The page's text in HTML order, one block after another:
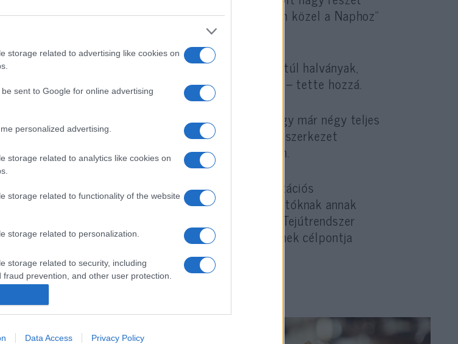
storage related to advertising like cookies on
sent to Google for online advertising
personalized advertising.
storage related to analytics like cookies on
storage related to functionality of the website
storage related to personalization.
storage related to security, including
prevention, and other user protection.
Data Access Privacy Policy
realizálták, hogy ott van, hatalmas, és sokkolóan közel a Naphoz”
dolgok felfedezése nagyon hasznos, mert nem túl halványak,
a részletes vizsgálathoz. Ez a csillagászok álma” – tette hozzá.
a csillagáramlat mintegy egymilliárd éves lehet, így már négy teljes
körül. Ez elegendő idő ahhoz, hogy áramlatszerű szerkezet
lemezének gravitációs hatása következtében.
közeli rendszer kiválóan felhasználható gravitációs
tömegének megmérése céljából. Segíthet a kutatóknak annak
szerzik a galaxisok a csillagaikat, tesztelhetik a Tejútrendszer
miatt pedig a bolygókereső missziók remek célpontja